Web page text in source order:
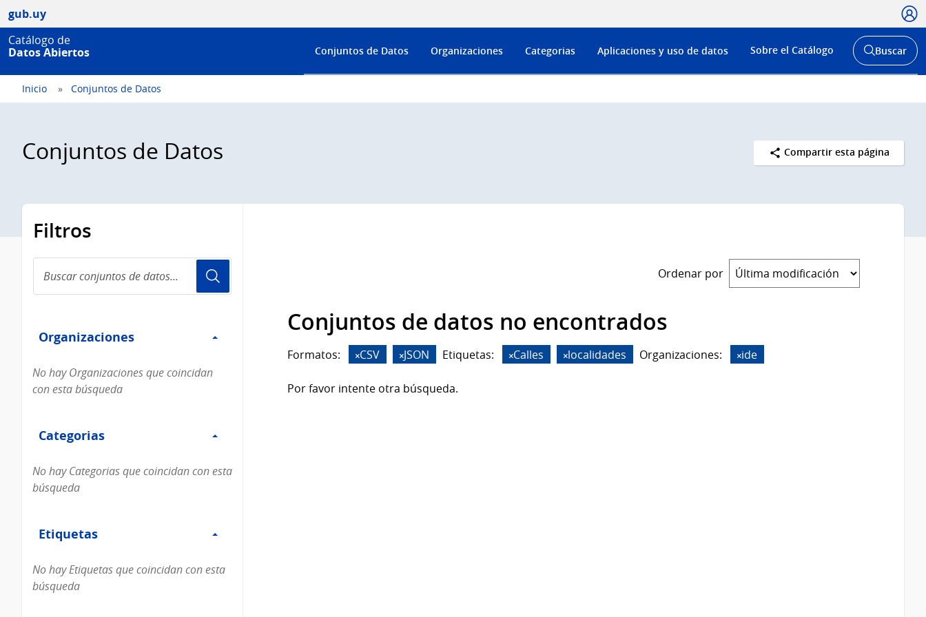
gub.uy
Catálogo de
Datos Abiertos
Menú
de
Conjuntos de Datos Organizaciones Categorias Aplicaciones y uso de datos Sobre el Catálogo
Abrir
buscador
Buscar
Inicio Conjuntos de Datos
Conjuntos de Datos Compartir esta página
Filtros
conjuntos
de
Organizaciones
Organizaciones
No hay Organizaciones que coincidan
con esta búsqueda
Categorias
Categorias
No hay Categorias que coincidan con esta
búsqueda
Etiquetas
Etiquetas
No hay Etiquetas que coincidan con esta
búsqueda
Ordenar por
Conjuntos de datos no encontrados
Formatos: CSV JSON Etiquetas: Calles localidades Organizaciones: ide
Por favor intente otra búsqueda.